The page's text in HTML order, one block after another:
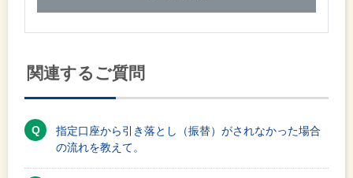
関連するご質問
指定口座から引き落とし（振替）がされなかった場合
の流れを教えて。